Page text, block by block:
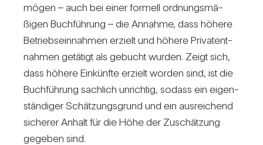
mögen – auch bei einer for­mell ord­nungs­mä­
ßigen Buch­füh­rung – die Annahme, dass höhere
Betriebs­ein­nahmen erzielt und höhere Pri­vat­ent­
nahmen getä­tigt als gebucht wurden. Zeigt sich,
dass höhere Ein­künfte erzielt worden sind, ist die
Buch­füh­rung sach­lich unrichtig, sodass ein eigen­
stän­diger Schät­zungs­grund und ein aus­rei­chend
sicherer Anhalt für die Höhe der Zuschät­zung
gegeben sind.